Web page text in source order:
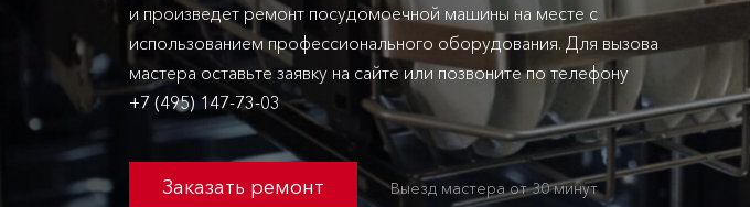
и произведет ремонт посудомоечной машины на месте с
использованием профессионального оборудования. Для вызова
мастера оставьте заявку на сайте или позвоните по телефону
+7 (495) 147-73-03
Заказать ремонт Выезд мастера от 30 минут